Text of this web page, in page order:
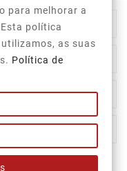


para melhorar a
política
as suas
Política de